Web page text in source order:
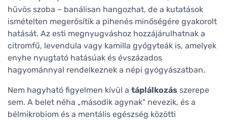
hűvös szoba – banálisan hangozhat, de a kutatások
ismételten megerősítik a pihenés minőségére gyakorolt
hatását. Az esti megnyugváshoz hozzájárulhatnak a
citromfű, levendula vagy kamilla gyógyteák is, amelyek
enyhe nyugtató hatásúak és évszázados
hagyománnyal rendelkeznek a népi gyógyászatban.
Nem hagyható figyelmen kívül a táplálkozás szerepe
sem. A belet néha „második agynak" nevezik, és a
bélmikrobiom és a mentális egészség közötti